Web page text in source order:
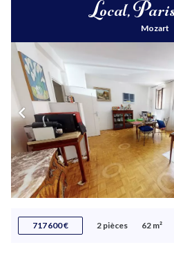
Local,
Mozart
717 600 € 2 pièces 62 m²